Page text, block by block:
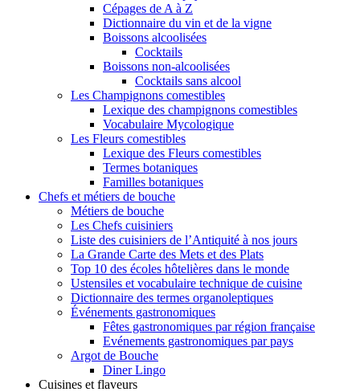
Cépages de A à Z
Dictionnaire du vin et de la vigne
Boissons alcoolisées
Cocktails
Boissons non-alcoolisées
Cocktails sans alcool
Les Champignons comestibles
Lexique des champignons comestibles
Vocabulaire Mycologique
Les Fleurs comestibles
Lexique des Fleurs comestibles
Termes botaniques
Familles botaniques
Chefs et métiers de bouche
Métiers de bouche
Les Chefs cuisiniers
Liste des cuisiniers de l’Antiquité à nos jours
La Grande Carte des Mets et des Plats
Top 10 des écoles hôtelières dans le monde
Ustensiles et vocabulaire technique de cuisine
Dictionnaire des termes organoleptiques
Événements gastronomiques
Fêtes gastronomiques par région française
Evénements gastronomiques par pays
Argot de Bouche
Diner Lingo
Cuisines et flaveurs